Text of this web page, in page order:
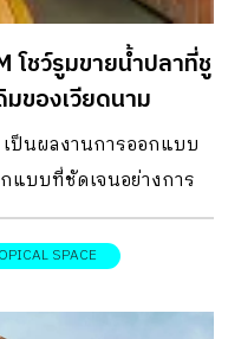
โชว์รูมขายน้ำปลาที่ชู
องเวียดนาม
ป็นผลงานการออกแบบ
แบบที่ชัดเจนอย่างการ
สร้างอาคารหลาย ๆ แห่ง
ร้างที่พักอาศัยของ
ภัณฑ์ท้องถิ่นที่ผลิตจาก
SPACE